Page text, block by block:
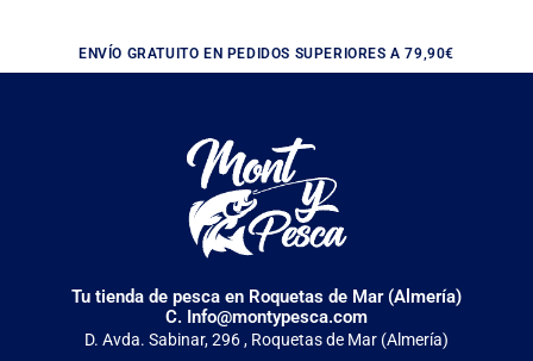
ENVÍO GRATUITO EN PEDIDOS SUPERIORES A 79,90€
Tu tienda de pesca en Roquetas de Mar (Almería)
C. Info@montypesca.com
D. Avda. Sabinar, 296 , Roquetas de Mar (Almería)